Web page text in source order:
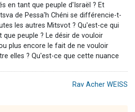
en tant que peuple d'Israël ? Et
de Pessa'h Chéni se différencie-t-
les autres Mitsvot ? Qu'est-ce qui
peuple ? Le désir de vouloir
plus encore le fait de ne vouloir
elles ? Qu'est-ce que cette nuance
Rav Acher WEISS